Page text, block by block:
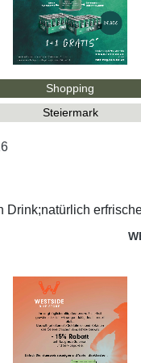
Shopping
Steiermark
Drink;natürlich